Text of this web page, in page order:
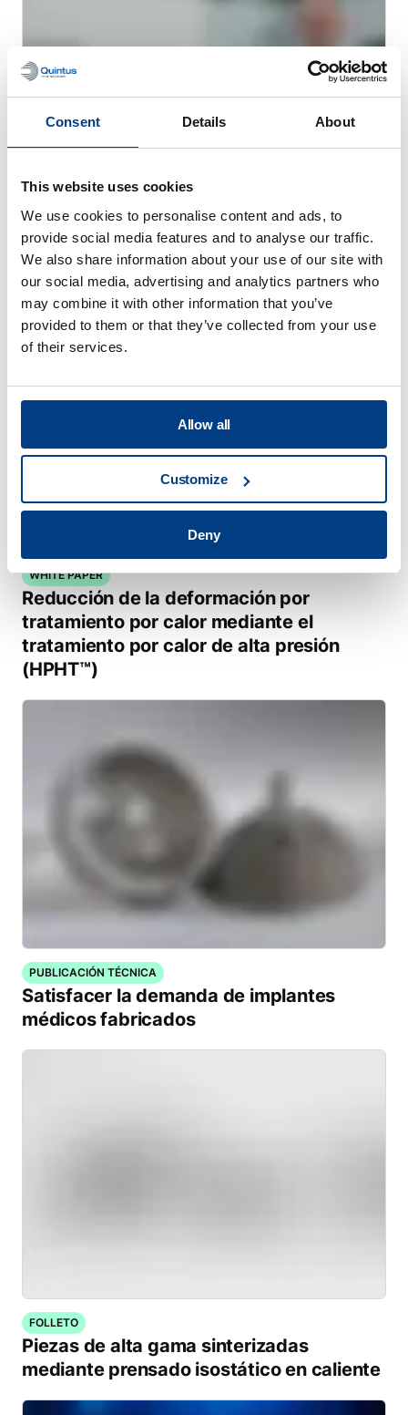
Consent Details About
This website uses cookies
We use cookies to personalise content and ads, to
provide social media features and to analyse our traffic.
We also share information about your use of our site with
our social media, advertising and analytics partners who
may combine it with other information that you’ve
provided to them or that they’ve collected from your use
of their services.
Allow all
Customize
Deny
WEBINAR
Prensado isostático en caliente (HIP)
para metal AM
WHITE PAPER
Reducción de la deformación por
tratamiento por calor mediante el
tratamiento por calor de alta presión
(HPHT™)
PUBLICACIÓN TÉCNICA
Satisfacer la demanda de implantes
médicos fabricados
FOLLETO
Piezas de alta gama sinterizadas
mediante prensado isostático en caliente